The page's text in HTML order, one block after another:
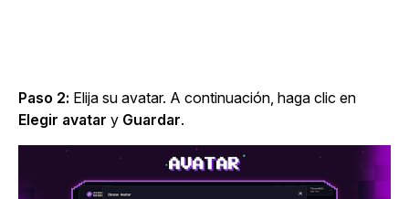
Paso 2: Elija su avatar. A continuación, haga clic en
Elegir avatar y Guardar.